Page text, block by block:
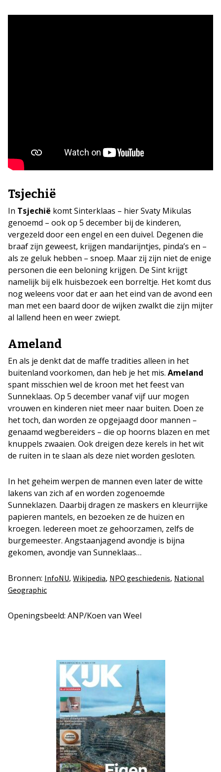
Tsjechië
In Tsjechië komt Sinterklaas – hier Svaty Mikulas
genoemd – ook op 5 december bij de kinderen,
vergezeld door een engel en een duivel. Degenen die
braaf zijn geweest, krijgen mandarijntjes, pinda’s en –
als ze geluk hebben – snoep. Maar zij zijn niet de enige
personen die een beloning krijgen. De Sint krijgt
namelijk bij elk huisbezoek een borreltje. Het komt dus
nog weleens voor dat er aan het eind van de avond een
man met een baard door de wijken zwalkt die zijn mijter
al lallend heen en weer zwiept.
Ameland
En als je denkt dat de maffe tradities alleen in het
buitenland voorkomen, dan heb je het mis. Ameland
spant misschien wel de kroon met het feest van
Sunneklaas. Op 5 december vanaf vijf uur mogen
vrouwen en kinderen niet meer naar buiten. Doen ze
het toch, dan worden ze opgejaagd door mannen –
genaamd wegbereiders – die op hoorns blazen en met
knuppels zwaaien. Ook dreigen deze kerels in het wit
de ruiten in te slaan als deze niet worden gesloten.
In het geheim werpen de mannen even later de witte
lakens van zich af en worden zogenoemde
Sunneklazen. Daarbij dragen ze maskers en kleurrijke
papieren mantels, en bezoeken ze de huizen en
kroegen. Iedereen moet ze gehoorzamen, zelfs de
burgemeester. Angstaanjagend avondje is bijna
gekomen, avondje van Sunneklaas…
Bronnen: InfoNU, Wikipedia, NPO geschiedenis, National
Geographic
Openingsbeeld: ANP/Koen van Weel